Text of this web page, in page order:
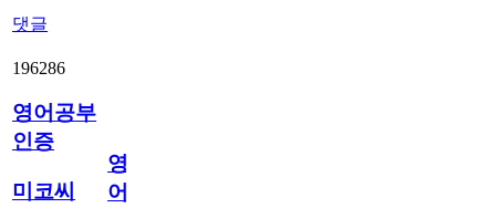
댓글
196286
영어공부
인증
미코씨
영
어